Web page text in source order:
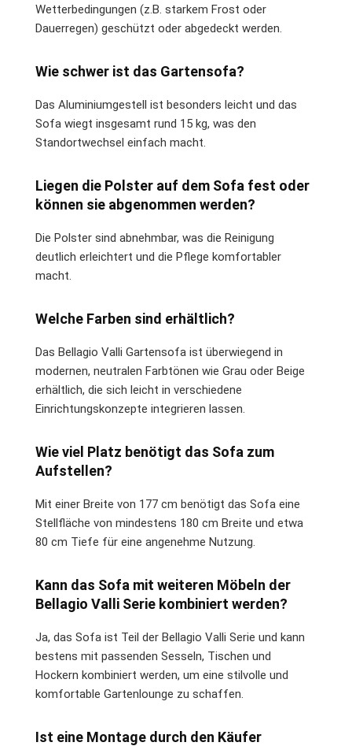
Wetterbedingungen (z.B. starkem Frost oder
Dauerregen) geschützt oder abgedeckt werden.
Wie schwer ist das Gartensofa?
Das Aluminiumgestell ist besonders leicht und das
Sofa wiegt insgesamt rund 15 kg, was den
Standortwechsel einfach macht.
Liegen die Polster auf dem Sofa fest oder
können sie abgenommen werden?
Die Polster sind abnehmbar, was die Reinigung
deutlich erleichtert und die Pflege komfortabler
macht.
Welche Farben sind erhältlich?
Das Bellagio Valli Gartensofa ist überwiegend in
modernen, neutralen Farbtönen wie Grau oder Beige
erhältlich, die sich leicht in verschiedene
Einrichtungskonzepte integrieren lassen.
Wie viel Platz benötigt das Sofa zum
Aufstellen?
Mit einer Breite von 177 cm benötigt das Sofa eine
Stellfläche von mindestens 180 cm Breite und etwa
80 cm Tiefe für eine angenehme Nutzung.
Kann das Sofa mit weiteren Möbeln der
Bellagio Valli Serie kombiniert werden?
Ja, das Sofa ist Teil der Bellagio Valli Serie und kann
bestens mit passenden Sesseln, Tischen und
Hockern kombiniert werden, um eine stilvolle und
komfortable Gartenlounge zu schaffen.
Ist eine Montage durch den Käufer